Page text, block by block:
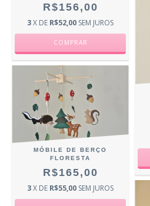
R$156,00
3X DE R$52,00 SEM JUROS
MÓBILE DE BERÇO
FLORESTA
R$165,00
3X DE R$55,00 SEM JUROS